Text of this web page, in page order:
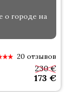
о городе на
20 отзывов
173 €
230 €